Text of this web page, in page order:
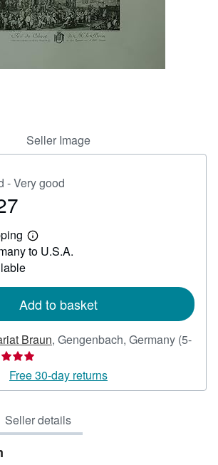
CLOSE
Seller Image
- Very good
Learn
more
to U.S.A.
Add to basket
Braun, Gengenbach, Germany (5-
Free 30-day returns
Seller details